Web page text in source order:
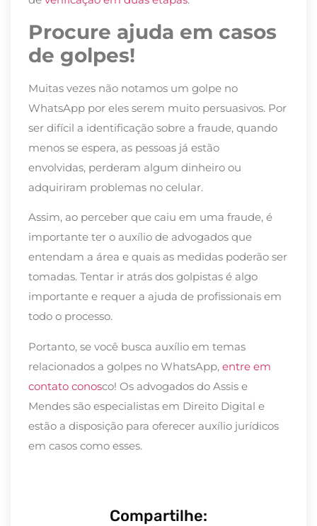
Procure ajuda em casos
de golpes!
Muitas vezes não notamos um golpe no
WhatsApp por eles serem muito persuasivos. Por
ser difícil a identificação sobre a fraude, quando
menos se espera, as pessoas já estão
envolvidas, perderam algum dinheiro ou
adquiriram problemas no celular.
Assim, ao perceber que caiu em uma fraude, é
importante ter o auxílio de advogados que
entendam a área e quais as medidas poderão ser
tomadas. Tentar ir atrás dos golpistas é algo
importante e requer a ajuda de profissionais em
todo o processo.
Portanto, se você busca auxílio em temas
relacionados a golpes no WhatsApp, entre em
contato conosco! Os advogados do Assis e
Mendes são especialistas em Direito Digital e
estão a disposição para oferecer auxílio jurídicos
em casos como esses.
Compartilhe: